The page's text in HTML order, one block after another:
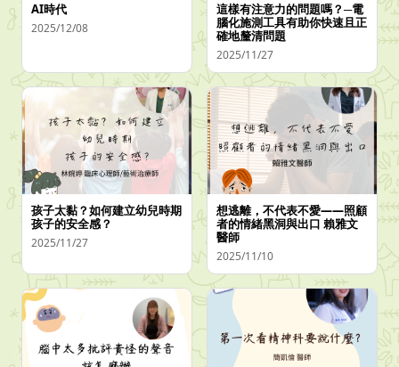
AI時代
2025/12/08
這樣有注意力的問題嗎？─電
腦化施測工具有助你快速且正
確地釐清問題
2025/11/27
孩子太黏？如何建立幼兒時期
孩子的安全感？
2025/11/27
想逃離，不代表不愛——照顧
者的情緒黑洞與出口 賴雅文
醫師
2025/11/10